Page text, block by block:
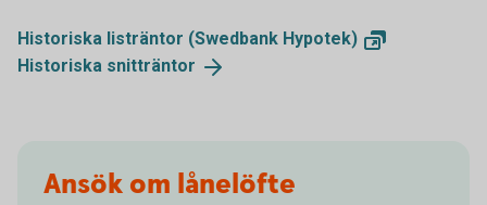
Historiska listräntor (Swedbank Hypotek)
Historiska snitträntor
Ansök om lånelöfte